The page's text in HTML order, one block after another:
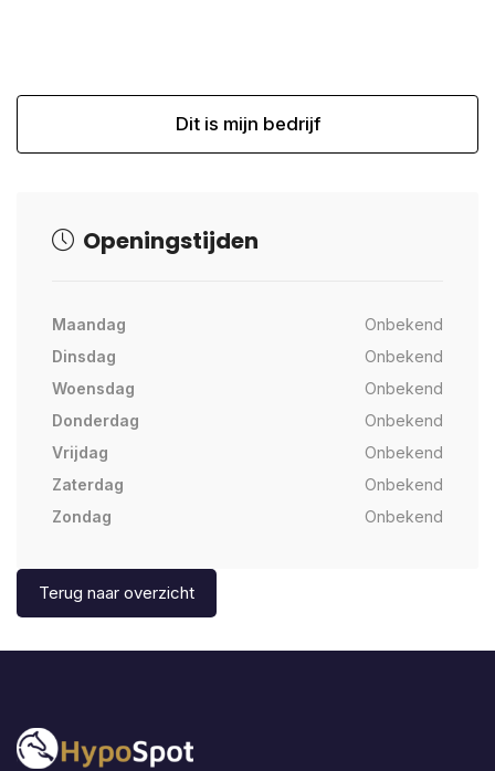
Dit is mijn bedrijf
Openingstijden
Maandag
Onbekend
Dinsdag
Onbekend
Woensdag
Onbekend
Donderdag
Onbekend
Vrijdag
Onbekend
Zaterdag
Onbekend
Zondag
Onbekend
Terug naar overzicht